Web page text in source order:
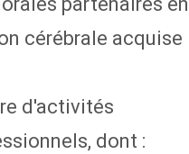
cérébrale acquise
d'activités
dont :